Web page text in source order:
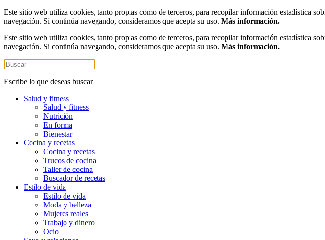
Este sitio web utiliza cookies, tanto propias como de terceros, para recopilar información estadística
navegación. Si continúa navegando, consideramos que acepta su uso. Más información.
Este sitio web utiliza cookies, tanto propias como de terceros, para recopilar información estadística
navegación. Si continúa navegando, consideramos que acepta su uso. Más información.
Escribe lo que deseas buscar
Salud y fitness
Salud y fitness
Nutrición
En forma
Bienestar
Cocina y recetas
Cocina y recetas
Trucos de cocina
Taller de cocina
Buscador de recetas
Estilo de vida
Estilo de vida
Moda y belleza
Mujeres reales
Trabajo y dinero
Ocio